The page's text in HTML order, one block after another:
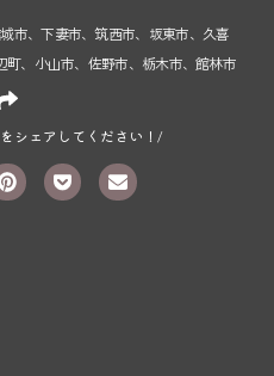
市、下妻市、筑西市、坂東市、久喜
、小山市、佐野市、栃木市、館林市
シェアしてください！/